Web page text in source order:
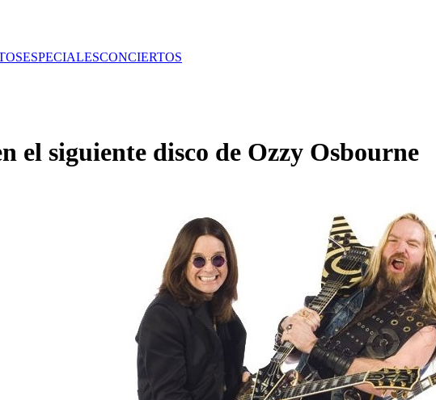
ESPECIALESCONCIERTOS
el siguiente disco de Ozzy Osbourne